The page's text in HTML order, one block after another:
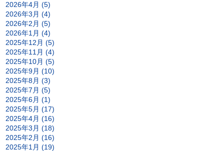
2026年4月 (5)
2026年3月 (4)
2026年2月 (5)
2026年1月 (4)
2025年12月 (5)
2025年11月 (4)
2025年10月 (5)
2025年9月 (10)
2025年8月 (3)
2025年7月 (5)
2025年6月 (1)
2025年5月 (17)
2025年4月 (16)
2025年3月 (18)
2025年2月 (16)
2025年1月 (19)